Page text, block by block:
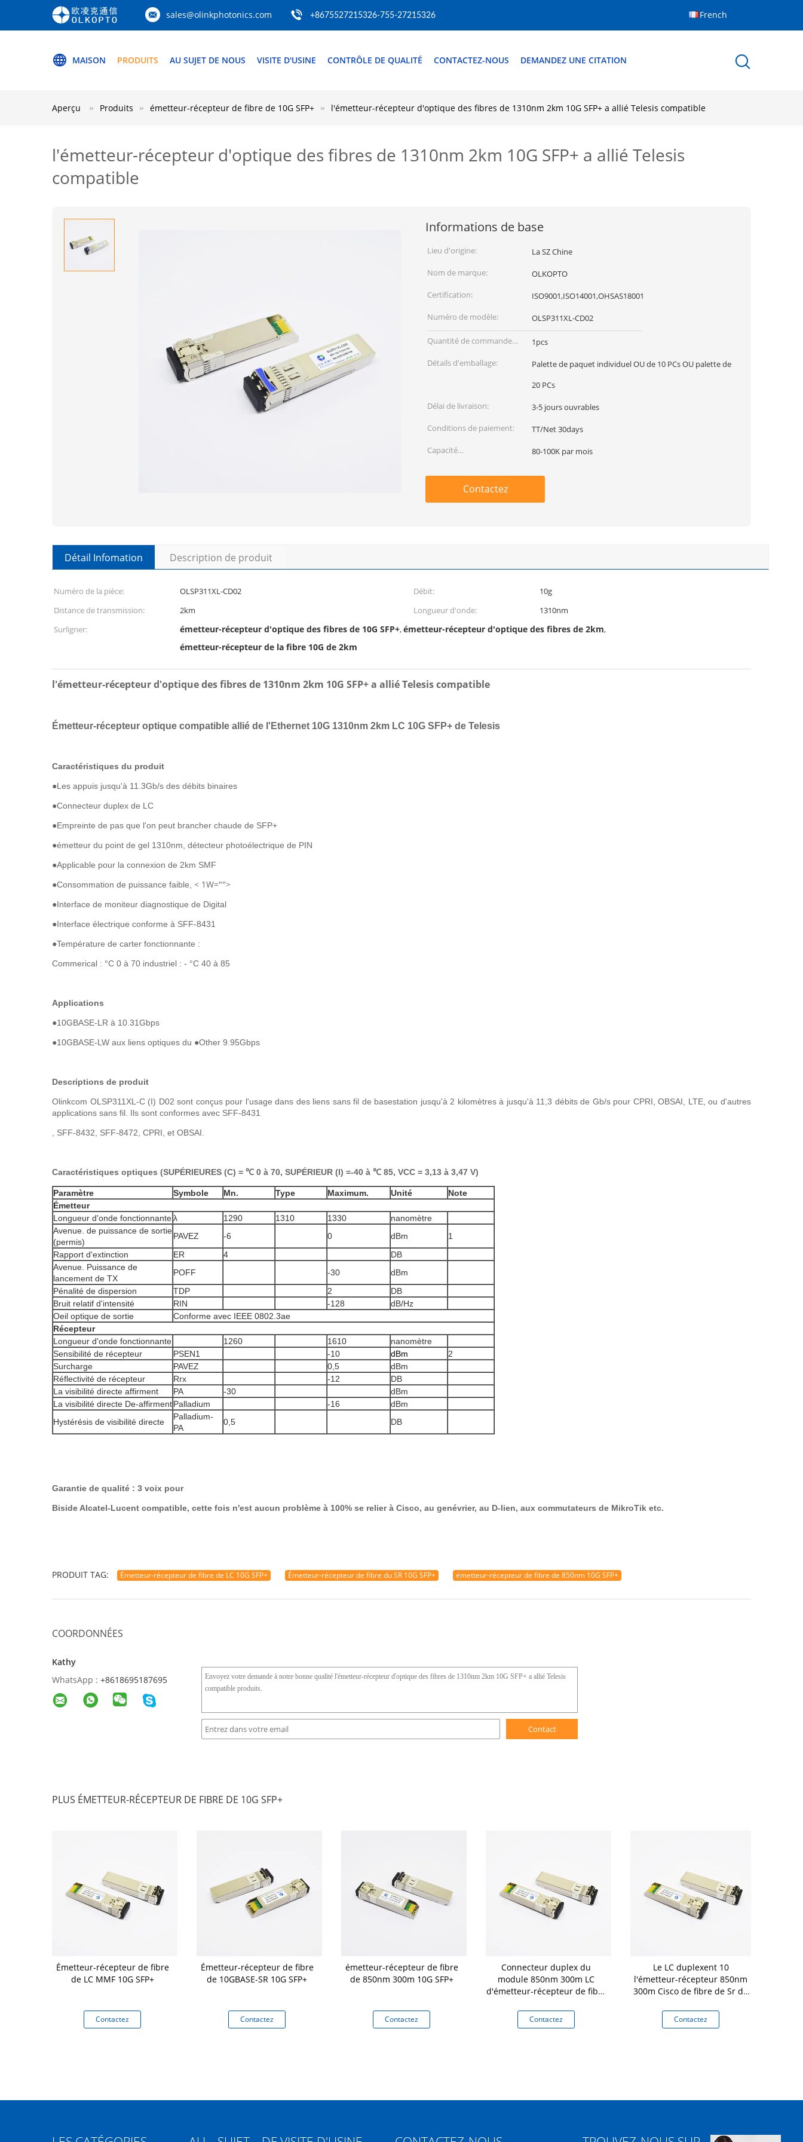
sales@olinkphotonics.com +8675527215326-755-27215326 French
MAISON PRODUITS AU SUJET DE NOUS VISITE D'USINE CONTRÔLE DE QUALITÉ CONTACTEZ-NOUS DEMANDEZ UNE CITATION
Aperçu Produits émetteur-récepteur de fibre de 10G SFP+ l'émetteur-récepteur d'optique des fibres de 1310nm 2km 10G SFP+ a allié Telesis compatible
l'émetteur-récepteur d'optique des fibres de 1310nm 2km 10G SFP+ a allié Telesis
compatible
Informations de base
Lieu d'origine:
La SZ Chine
Nom de marque:
OLKOPTO
Certification:
ISO9001,ISO14001,OHSAS18001
Numéro de modèle:
OLSP311XL-CD02
Quantité de commande
min:
1pcs
Détails d'emballage:
Palette de paquet individuel OU de 10 PCs OU palette de
20 PCs
Délai de livraison:
3-5 jours ouvrables
Conditions de paiement:
TT/Net 30days
Capacité
80-100K par mois
Contactez
Détail Infomation Description de produit
Numéro de la pièce: OLSP311XL-CD02 Débit:
10g
Distance de transmission:
2km Longueur d'onde:
1310nm
Surligner:
émetteur-récepteur d'optique des fibres de 10G SFP+,émetteur-récepteur d'optique des fibres de 2km,
émetteur-récepteur de la fibre 10G de 2km
l'émetteur-récepteur d'optique des fibres de 1310nm 2km 10G SFP+ a allié Telesis compatible
Émetteur-récepteur optique compatible allié de l'Ethernet 10G 1310nm 2km LC 10G SFP+ de Telesis
Caractéristiques du produit
●Les appuis jusqu'à 11.3Gb/s des débits binaires
●Connecteur duplex de LC
●Empreinte de pas que l'on peut brancher chaude de SFP+
●émetteur du point de gel 1310nm, détecteur photoélectrique de PIN
●Applicable pour la connexion de 2km SMF
●Consommation de puissance faible, < 1W="">
●Interface de moniteur diagnostique de Digital
●Interface électrique conforme à SFF-8431
●Température de carter fonctionnante :
Commerical : °C 0 à 70 industriel : - °C 40 à 85
Applications
●10GBASE-LR à 10.31Gbps
●10GBASE-LW aux liens optiques du ●Other 9.95Gbps
Descriptions de produit
Olinkcom OLSP311XL-C (I) D02 sont conçus pour l'usage dans des liens sans fil de basestation jusqu'à 2 kilomètres à jusqu'à 11,3 débits de Gb/s pour CPRI, OBSAI, LTE, ou d'autres
applications sans fil. Ils sont conformes avec SFF-8431
, SFF-8432, SFF-8472, CPRI, et OBSAI.
Caractéristiques optiques (SUPÉRIEURES (C) = ℃ 0 à 70, SUPÉRIEUR (I) =-40 à ℃ 85, VCC = 3,13 à 3,47 V)
Paramètre Symbole Mn. Type Maximum. Unité
Note
Émetteur
Longueur d'onde fonctionnanteλ 1290 1310 1330
nanomètre
Avenue. de puissance de sortie
(permis)
PAVEZ -6 0 dBm
1
Rapport d'extinction
ER 4
DB
Avenue. Puissance de
lancement de TX
POFF -30
dBm
Pénalité de dispersion
TDP 2
DB
Bruit relatif d'intensité
RIN -128
dB/Hz
Oeil optique de sortie
Conforme avec IEEE 0802.3ae
Récepteur
Longueur d'onde fonctionnante
1260 1610
nanomètre
Sensibilité de récepteur
PSEN1 -10 dBm
2
Surcharge
PAVEZ 0,5
dBm
Réflectivité de récepteur
Rrx -12
DB
La visibilité directe affirment
PA -30
dBm
La visibilité directe De-affirmentPalladium -16
dBm
Hystérésis de visibilité directe
Palladium-
PA
0,5 DB
Garantie de qualité : 3 voix pour
Biside Alcatel-Lucent compatible, cette fois n'est aucun problème à 100% se relier à Cisco, au genévrier, au D-lien, aux commutateurs de MikroTik etc.
PRODUIT TAG: Émetteur-récepteur de fibre de LC 10G SFP+ Émetteur-récepteur de fibre du SR 10G SFP+ émetteur-récepteur de fibre de 850nm 10G SFP+
COORDONNÉES
Kathy
WhatsApp : +8618695187695
Contact
PLUS ÉMETTEUR-RÉCEPTEUR DE FIBRE DE 10G SFP+
Émetteur-récepteur de fibre
de LC MMF 10G SFP+
Contactez
Émetteur-récepteur de fibre
de 10GBASE-SR 10G SFP+
Contactez
émetteur-récepteur de fibre
de 850nm 300m 10G SFP+
Contactez
Connecteur duplex du
module 850nm 300m LC
d'émetteur-récepteur de fibre
Contactez
Le LC duplexent 10
l'émetteur-récepteur 850nm
300m Cisco de fibre de Sr de
Contactez